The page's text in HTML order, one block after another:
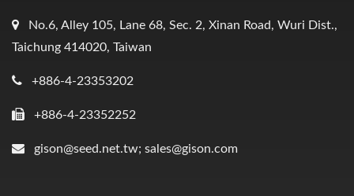
No.6, Alley 105, Lane 68, Sec. 2, Xinan Road, Wuri Dist.,
Taichung 414020, Taiwan
+886-4-23353202
+886-4-23352252
gison@seed.net.tw; sales@gison.com